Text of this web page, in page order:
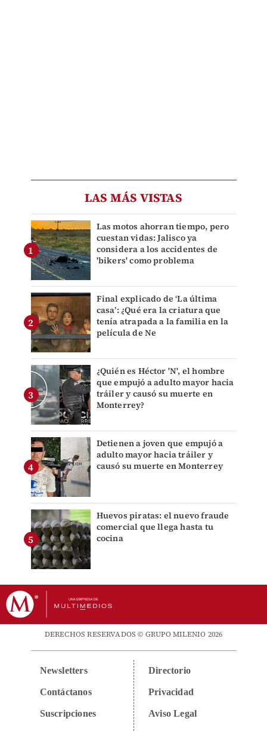
LAS MÁS VISTAS
Las motos ahorran tiempo, pero
cuestan vidas: Jalisco ya
considera a los accidentes de
'bikers' como problema
Final explicado de ‘La última
casa’: ¿Qué era la criatura que
tenía atrapada a la familia en la
película de Ne
¿Quién es Héctor 'N', el hombre
que empujó a adulto mayor hacia
tráiler y causó su muerte en
Monterrey?
Detienen a joven que empujó a
adulto mayor hacia tráiler y
causó su muerte en Monterrey
Huevos piratas: el nuevo fraude
comercial que llega hasta tu
cocina
DERECHOS RESERVADOS © GRUPO MILENIO 2026
Newsletters
Contáctanos
Suscripciones
Directorio
Privacidad
Aviso Legal